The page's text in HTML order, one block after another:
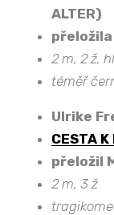
ALTER)
2 m, 2 ž,
téměř
Ulrike
CESTA K
přeložil
2 m, 3 ž